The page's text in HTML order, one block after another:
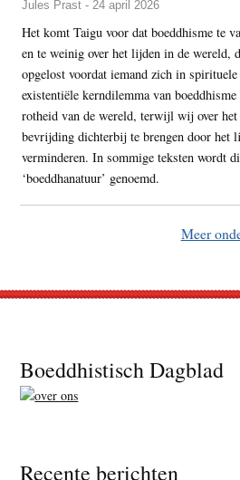
Jules Prast - 24 april 2026
Het komt Taigu voor dat boeddhisme te
en te weinig over het lijden in de wereld,
opgelost voordat iemand zich in
existentiële kerndilemma van
rotheid van de wereld, terwijl wij over het
bevrijding dichterbij te brengen door het
verminderen. In sommige teksten wordt
‘boeddhanatuur’ genoemd.
Meer
Footer
Boeddhistisch Dagblad
Recente berichten